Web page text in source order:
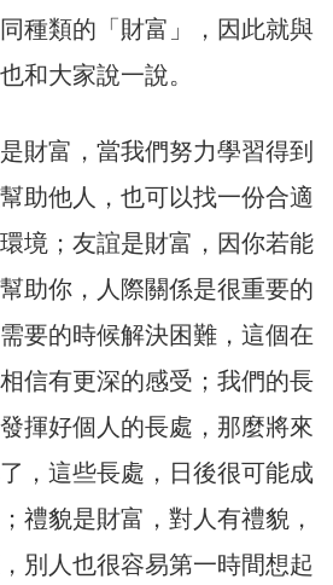
種類的「財富」，因此就與
和大家說一說。
財富，當我們努力學習得到
助他人，也可以找一份合適
境；友誼是財富，因你若能
助你，人際關係是很重要的
要的時候解決困難，這個在
信有更深的感受；我們的長
揮好個人的長處，那麼將來
，這些長處，日後很可能成
禮貌是財富，對人有禮貌，
別人也很容易第一時間想起